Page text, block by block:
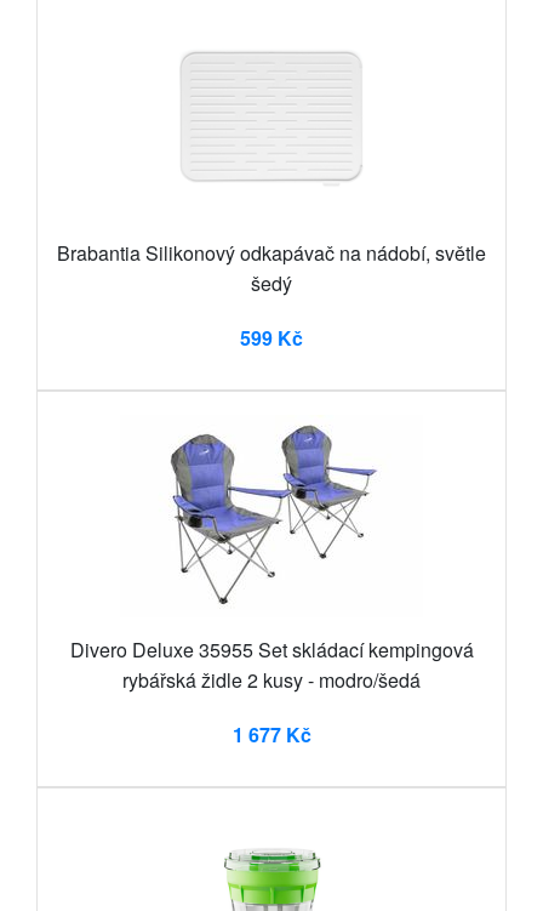
Brabantia Silikonový odkapávač na nádobí, světle
šedý
599 Kč
Divero Deluxe 35955 Set skládací kempingová
rybářská židle 2 kusy - modro/šedá
1 677 Kč